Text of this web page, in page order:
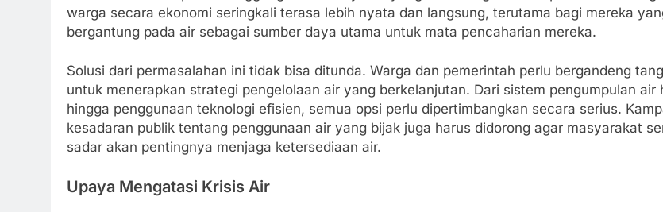
warga secara ekonomi seringkali terasa lebih nyata dan langsung, terutama bagi mereka
bergantung pada air sebagai sumber daya utama untuk mata pencaharian mereka.
Solusi dari permasalahan ini tidak bisa ditunda. Warga dan pemerintah perlu bergandeng
untuk menerapkan strategi pengelolaan air yang berkelanjutan. Dari sistem pengumpulan air
hingga penggunaan teknologi efisien, semua opsi perlu dipertimbangkan secara serius.
kesadaran publik tentang penggunaan air yang bijak juga harus didorong agar masyarakat
sadar akan pentingnya menjaga ketersediaan air.
Upaya Mengatasi Krisis Air